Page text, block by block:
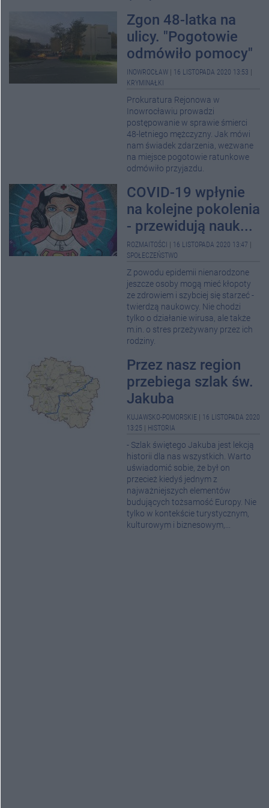
Zgon 48-latka na
ulicy. "Pogotowie
odmówiło pomocy"
INOWROCŁAW 16 LISTOPADA 2020 13:53
KRYMINAŁKI
Prokuratura Rejonowa w
Inowrocławiu prowadzi
postępowanie w sprawie śmierci
48-letniego mężczyzny. Jak mówi
nam świadek zdarzenia, wezwane
na miejsce pogotowie ratunkowe
odmówiło przyjazdu.
COVID-19 wpłynie
na kolejne pokolenia
- przewidują nauk...
ROZMAITOŚCI 16 LISTOPADA 2020 13:47
SPOŁECZEŃSTWO
Z powodu epidemii nienarodzone
jeszcze osoby mogą mieć kłopoty
ze zdrowiem i szybciej się starzeć -
twierdzą naukowcy. Nie chodzi
tylko o działanie wirusa, ale także
m.in. o stres przeżywany przez ich
rodziny.
Przez nasz region
przebiega szlak św.
Jakuba
KUJAWSKO-POMORSKIE
16 LISTOPADA 2020
13:25
HISTORIA
- Szlak świętego Jakuba jest lekcją
historii dla nas wszystkich. Warto
uświadomić sobie, że był on
przecież kiedyś jednym z
najważniejszych elementów
budujących tożsamość Europy. Nie
tylko w kontekście turystycznym,
kulturowym i biznesowym,...